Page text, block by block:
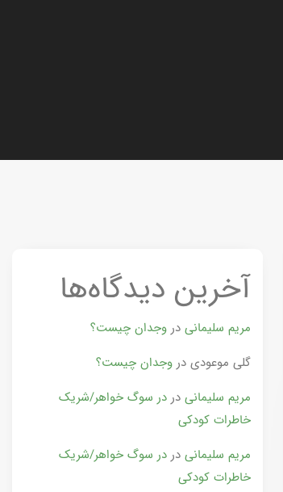
آخرین دیدگاه‌ها
مریم سلیمانی دروجدان چیست؟
گلی موعودی دروجدان چیست؟
مریم سلیمانی دردر سوگ خواهر/شریک
خاطرات کودکی
مریم سلیمانی دردر سوگ خواهر/شریک
خاطرات کودکی